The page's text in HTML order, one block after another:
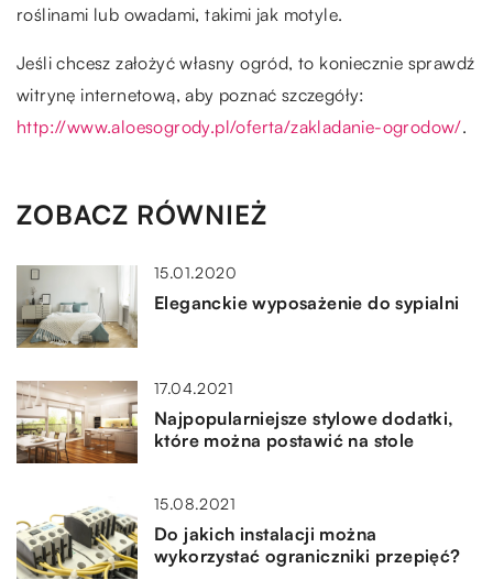
roślinami lub owadami, takimi jak motyle.
Jeśli chcesz założyć własny ogród, to koniecznie sprawdź
witrynę internetową, aby poznać szczegóły:
http://www.aloesogrody.pl/oferta/zakladanie-ogrodow/.
ZOBACZ RÓWNIEŻ
15.01.2020
Eleganckie wyposażenie do sypialni
17.04.2021
Najpopularniejsze stylowe dodatki,
które można postawić na stole
15.08.2021
Do jakich instalacji można
wykorzystać ograniczniki przepięć?